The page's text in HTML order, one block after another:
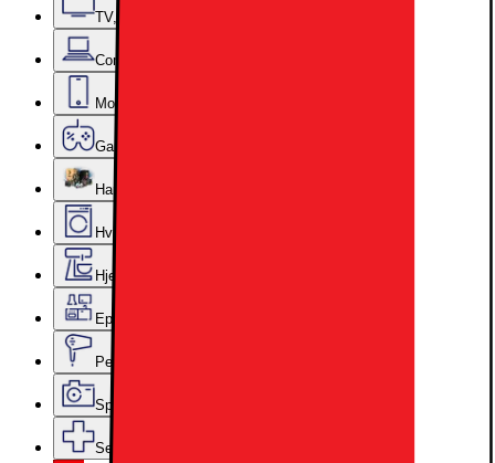
TV, Lyd & Smart Home
Computer & Kontor
Mobil, Tablet & Smartwatch
Gaming
Hardware
Hvidevarer
Hjem, Rengøring & Køkkenudstyr
Epoq køkken & bryggers
Personlig pleje, Skønhed & Velvære
Sport, Fritid & Hobby
Services & tilbehør